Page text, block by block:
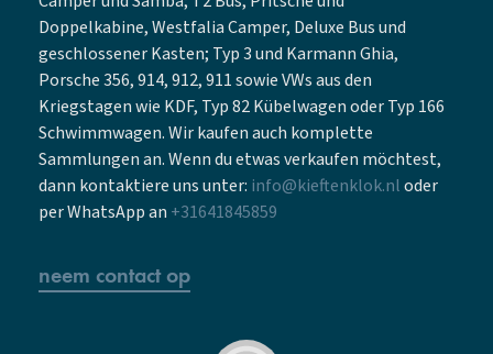
Doppelkabine, Westfalia Camper, Deluxe Bus und
geschlossener Kasten; Typ 3 und Karmann Ghia,
Porsche 356, 914, 912, 911 sowie VWs aus den
Kriegstagen wie KDF, Typ 82 Kübelwagen oder Typ 166
Schwimmwagen. Wir kaufen auch komplette
Sammlungen an. Wenn du etwas verkaufen möchtest,
dann kontaktiere uns unter: info@kieftenklok.nloder
per WhatsApp an +31641845859
neem contact op